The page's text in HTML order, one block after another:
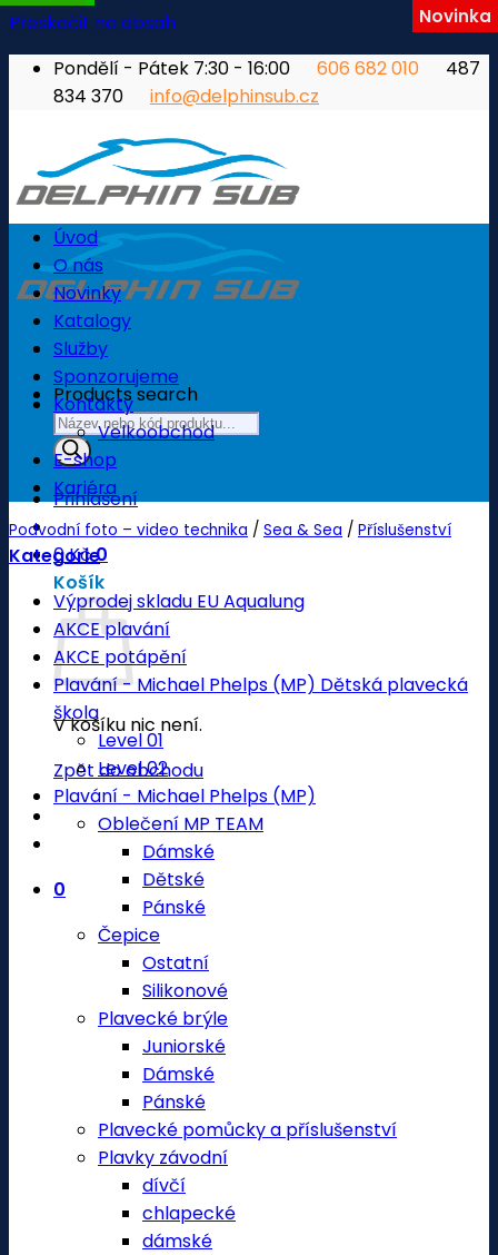
Přeskočit na obsah
Pondělí - Pátek 7:30 - 16:00
606 682 010
487
834 370
info@delphinsub.cz
Products search
Přihlášení
0Kč0
Košík
V košíku nic není.
Zpět do obchodu
0
Úvod
O nás
Novinky
Katalogy
Služby
Sponzorujeme
Kontakty
Velkoobchod
E-shop
Kariéra
Podvodní foto – video technika / Sea & Sea / Příslušenství
Kategorie
Výprodej skladu EU Aqualung
AKCE plavání
AKCE potápění
Plavání - Michael Phelps (MP) Dětská plavecká
škola
Level 01
Level 02
Plavání - Michael Phelps (MP)
Oblečení MP TEAM
Dámské
Dětské
Pánské
Čepice
Ostatní
Silikonové
Plavecké brýle
Juniorské
Dámské
Pánské
Plavecké pomůcky a příslušenství
Plavky závodní
dívčí
chlapecké
dámské
Novinka